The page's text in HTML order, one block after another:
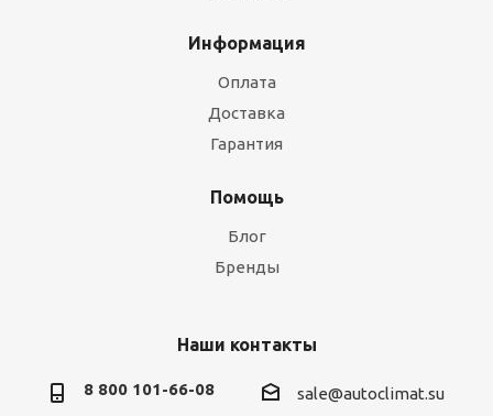
Информация
Оплата
Доставка
Гарантия
Помощь
Блог
Бренды
Наши контакты
8 800 101-66-08 sale@autoclimat.su